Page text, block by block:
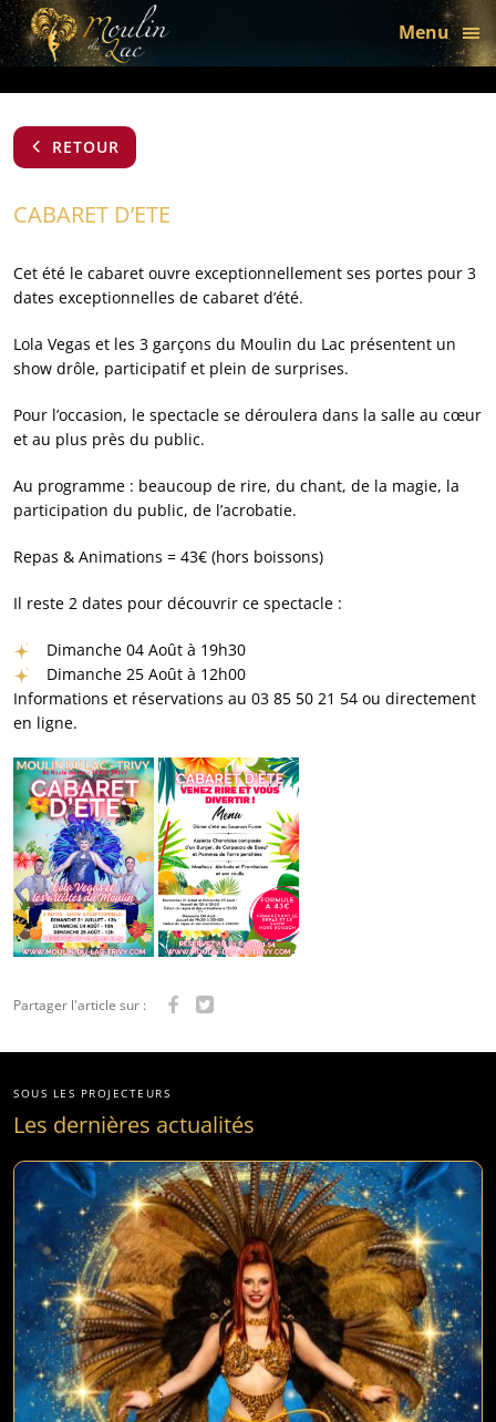
bon
Menu
RETOUR
CABARET D’ETE
Cet été le cabaret ouvre exceptionnellement ses portes pour 3
dates exceptionnelles de cabaret d’été.
Lola Vegas et les 3 garçons du Moulin du Lac présentent un
show drôle, participatif et plein de surprises.
Pour l’occasion, le spectacle se déroulera dans la salle au cœur
et au plus près du public.
Au programme : beaucoup de rire, du chant, de la magie, la
participation du public, de l’acrobatie.
Repas & Animations = 43€ (hors boissons)
Il reste 2 dates pour découvrir ce spectacle :
Dimanche 04 Août à 19h30
Dimanche 25 Août à 12h00
Informations et réservations au 03 85 50 21 54 ou directement
en ligne.
Partager l'article sur :
SOUS LES PROJECTEURS
Les dernières actualités